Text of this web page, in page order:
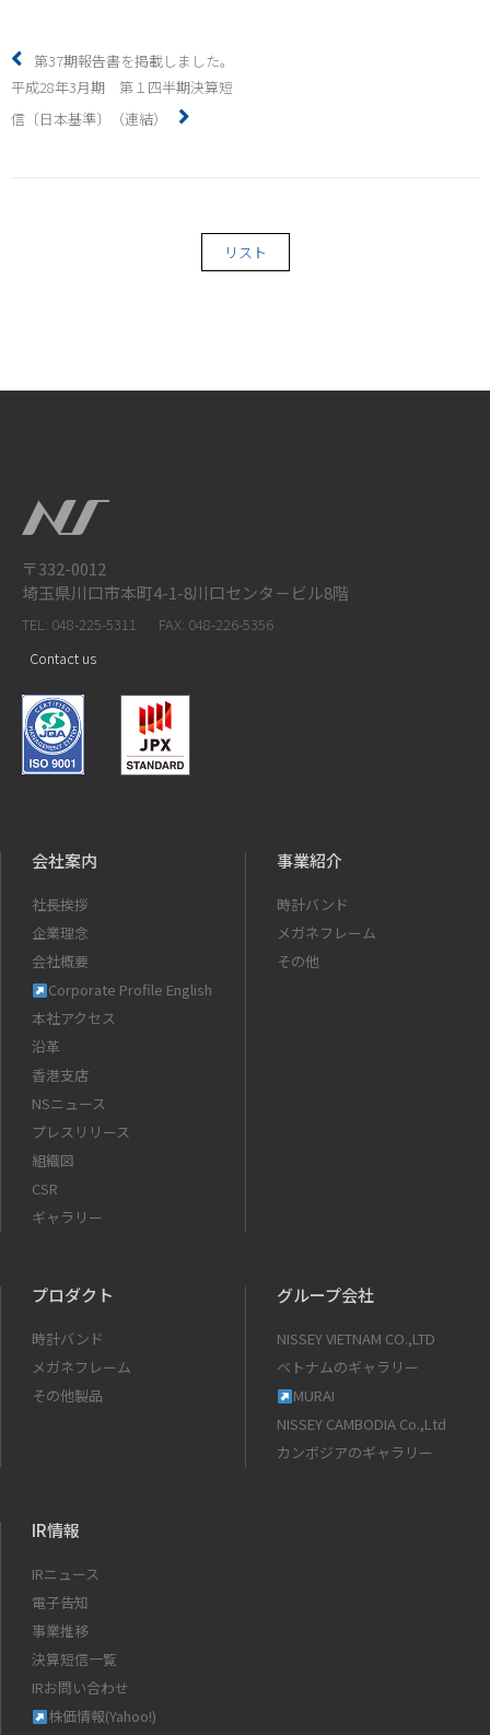
第37期報告書を掲載しました。
平成28年3月期 第１四半期決算短
信〔日本基準〕（連結）
リスト
〒332-0012
埼玉県川口市本町4-1-8川口センタ－ビル8階
TEL: 048-225-5311
FAX: 048-226-5356
Contact us
会社案内
社長挨拶
企業理念
会社概要
Corporate Profile English
本社アクセス
沿革
香港支店
NSニュース
プレスリリース
組織図
CSR
ギャラリー
事業紹介
時計バンド
メガネフレーム
その他
プロダクト
時計バンド
メガネフレーム
その他製品
グループ会社
NISSEY VIETNAM CO.,LTD
ベトナムのギャラリー
MURAI
NISSEY CAMBODIA Co.,Ltd
カンボジアのギャラリー
IR情報
IRニュース
電子告知
事業推移
決算短信一覧
IRお問い合わせ
株価情報(Yahoo!)